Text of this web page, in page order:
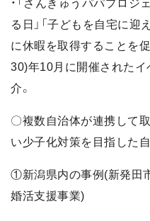
・「さんきゅうパパプロジ
る日」「子どもを自宅に迎
に休暇を取得することを
30)年10月に開催された
介。
〇複数自治体が連携して
い少子化対策を目指した
①新潟県内の事例(新発田
婚活支援事業)